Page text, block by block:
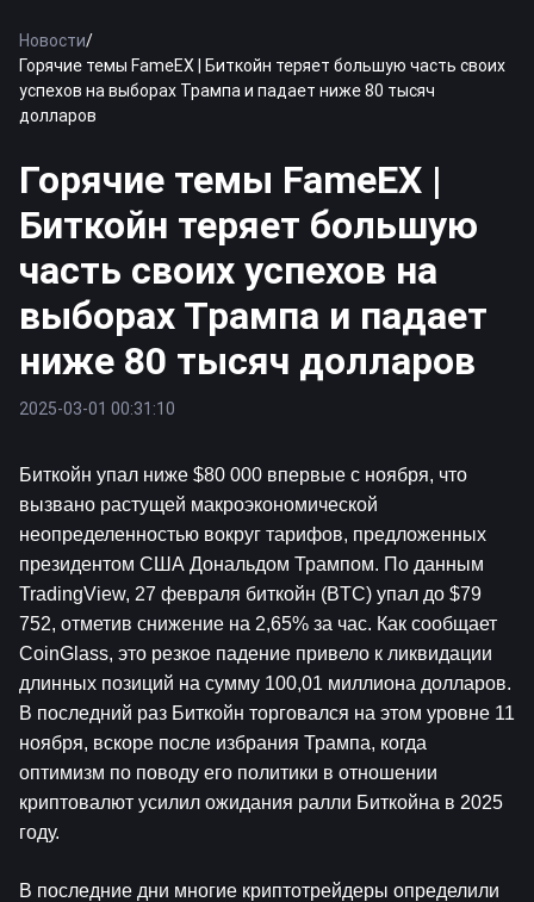
Новости/
Горячие темы FameEX | Биткойн теряет большую часть своих
успехов на выборах Трампа и падает ниже 80 тысяч
долларов
Горячие темы FameEX |
Биткойн теряет большую
часть своих успехов на
выборах Трампа и падает
ниже 80 тысяч долларов
2025-03-01 00:31:10
Биткойн упал ниже $80 000 впервые с ноября, что
вызвано растущей макроэкономической
неопределенностью вокруг тарифов, предложенных
президентом США Дональдом Трампом. По данным
TradingView, 27 февраля биткойн (BTC) упал до $79
752, отметив снижение на 2,65% за час. Как сообщает
CoinGlass, это резкое падение привело к ликвидации
длинных позиций на сумму 100,01 миллиона долларов.
В последний раз Биткойн торговался на этом уровне 11
ноября, вскоре после избрания Трампа, когда
оптимизм по поводу его политики в отношении
криптовалют усилил ожидания ралли Биткойна в 2025
году.
В последние дни многие криптотрейдеры определили